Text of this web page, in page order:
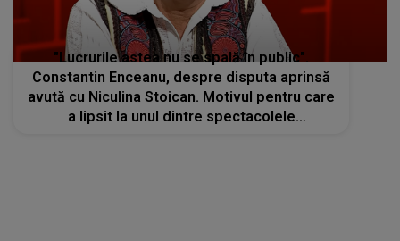
"Lucrurile astea nu se spală în public".
Constantin Enceanu, despre disputa aprinsă
avută cu Niculina Stoican. Motivul pentru care
a lipsit la unul dintre spectacolele